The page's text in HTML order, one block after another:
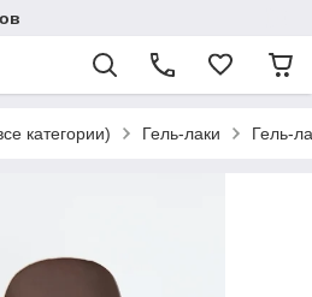
категории) Гель-лаки Гель-